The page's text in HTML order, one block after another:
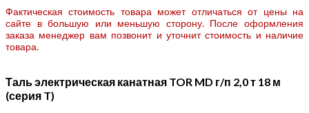
Фактическая стоимость товара может отличаться от цены на
сайте в большую или меньшую сторону. После оформления
заказа менеджер вам позвонит и уточнит стоимость и наличие
товара.
Таль электрическая канатная TOR MD г/п 2,0 т 18 м
(серия T)